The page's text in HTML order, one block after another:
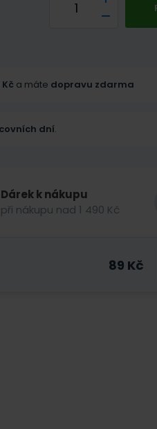
Kč a máte dopravu zdarma
dní.
Dárek k nákupu
při nákupu nad 1 490 Kč
89 Kč